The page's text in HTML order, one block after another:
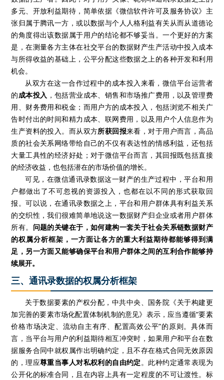
多元、开放利益期待，简单依据《微信软件许可及服务协议》主
张归属于腾讯一方，或以数据与个人人格利益有关从而从道德论
的角度得出该数据属于用户的结论都不够妥当。一个更好的方案
是，在测量各方主体在社交平台的数据财产生产活动中投入成本
与所得收益的基础上，公平分配这些数据之上的各种开发和利用
机会。
从双方在这一合作过程中的成本投入来看，微信平台运营者
的成本投入 ，包括营业成本、销售和市场推广费用，以及管理费
用、财务费用和税金；而用户方的成本投入，包括浏览不相关广
告时付出的时间和精力成本、联网费用，以及用户个人信息作为
生产资料的投入。而从双方所获回报来看，对于用户而言，高品
质的社会关系网络带给自己的不仅有表达性的情感利益，还包括
大量工具性的经济好处；对于微信平台而言，其回报既包括直接
的经济收益，也包括潜在的市场价值的增长。
可见，在微信通讯录数据这一财产的生产过程中，平台和用
户都做出了不可忽视的资源投入，也都在以不同的形式获取回
报。可以说，在通讯录数据之上，平台和用户群体具有利益关系
的交织性，我们很难简单地说这一数据财产归企业或者用户群体
所有。 问题的关键在于，如何建构一套关于社会关系链数据财产
的权属分析框架，一方面让各方的重大利益期待都能够得到满
足，另一方面又能够确保平台和用户群体之间的互利合作能够持
续展开。
三、通讯录数据的权属分析框架
关于数据要素的产权分配，中共中央、国务院《关于构建更
加完善的要素市场化配置体制机制的意见》表示，应当遵循“要素
价格市场决定、流动自主有序、配置高效公平”的原则。具体而
言，当平台与用户的利益期待相互冲突时，如果用户和平台在数
据服务合同中就权属作出明确约定，且不存在格式合同无效原因
的，理应尊重当事人对私权利的自由约定。此种约定通常表现为
公开化的标准合同，且在内容上具有一定程度的不可让渡性。标